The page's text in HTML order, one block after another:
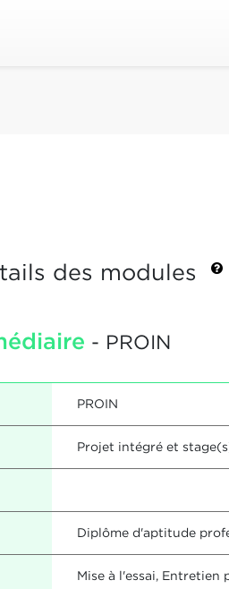
des modules
- PROIN
PROIN
Projet intégré et
Diplôme d'aptitude
Mise à l'essai, Entretien